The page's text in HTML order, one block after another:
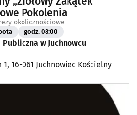
Pokolenia
okolicznościowe
godz. 08:00
w Juchnowcu
16-061 Juchnowiec Kościelny